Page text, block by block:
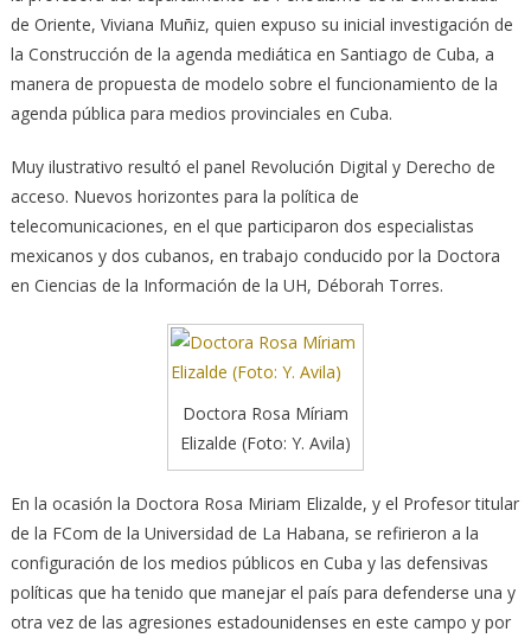
de Oriente, Viviana Muñiz, quien expuso su inicial investigación de
la Construcción de la agenda mediática en Santiago de Cuba, a
manera de propuesta de modelo sobre el funcionamiento de la
agenda pública para medios provinciales en Cuba.
Muy ilustrativo resultó el panel Revolución Digital y Derecho de
acceso. Nuevos horizontes para la política de
telecomunicaciones, en el que participaron dos especialistas
mexicanos y dos cubanos, en trabajo conducido por la Doctora
en Ciencias de la Información de la UH, Déborah Torres.
Doctora Rosa Míriam
Elizalde (Foto: Y. Avila)
En la ocasión la Doctora Rosa Miriam Elizalde, y el Profesor titular
de la FCom de la Universidad de La Habana, se refirieron a la
configuración de los medios públicos en Cuba y las defensivas
políticas que ha tenido que manejar el país para defenderse una y
otra vez de las agresiones estadounidenses en este campo y por